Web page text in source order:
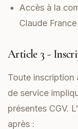
Accès à la
Claude France
Article 3 -
Toute inscription
de service
présentes CGV.
après :